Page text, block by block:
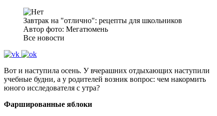
Завтрак на "отлично": рецепты для школьников
Автор фото: Мегатюмень
Все новости
Вот и наступила осень. У вчерашних отдыхающих наступили
учебные будни, а у родителей возник вопрос: чем накормить
юного исследователя с утра?
Фаршированные яблоки